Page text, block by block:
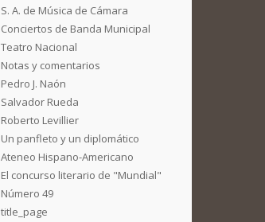
S. A. de Música de Cámara
Conciertos de Banda Municipal
Teatro Nacional
Notas y comentarios
Pedro J. Naón
Salvador Rueda
Roberto Levillier
Un panfleto y un diplomático
Ateneo Hispano-Americano
El concurso literario de "Mundial"
Número 49
title_page